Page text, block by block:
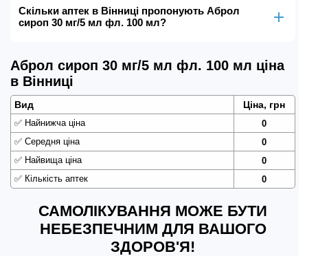
Скільки аптек в Вінниці пропонують Аброл
сироп 30 мг/5 мл фл. 100 мл?
Аброл сироп 30 мг/5 мл фл. 100 мл ціна
в Вінниці
Вид Ціна, грн
✅ Найнижча ціна
0
✅ Середня ціна
0
✅ Найвища ціна
0
✅ Кількість аптек 0
САМОЛІКУВАННЯ МОЖЕ БУТИ
НЕБЕЗПЕЧНИМ ДЛЯ ВАШОГО
ЗДОРОВ'Я!